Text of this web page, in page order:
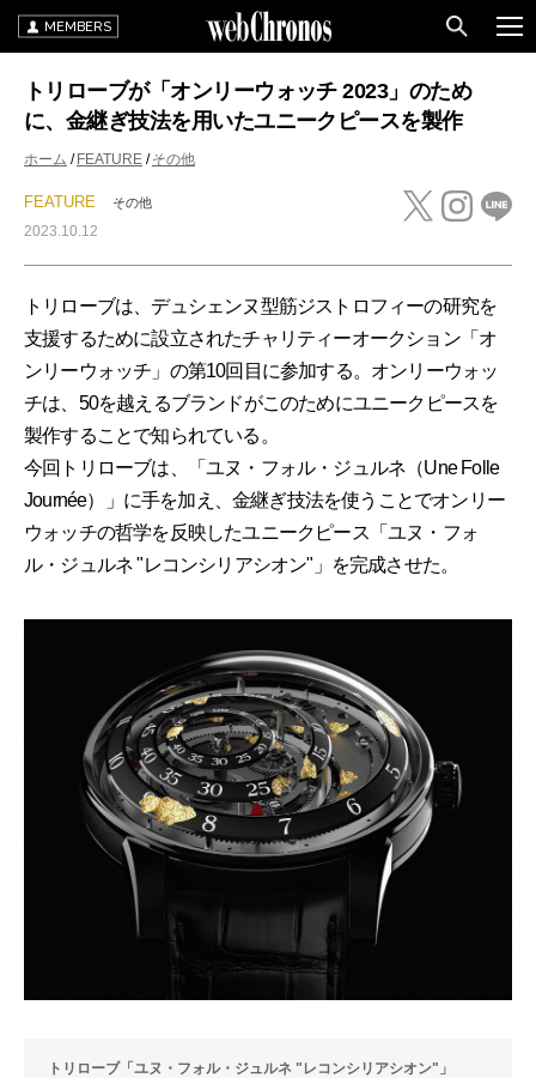
MEMBERS
トリローブが「オンリーウォッチ 2023」のため
に、金継ぎ技法を用いたユニークピースを製作
ホーム FEATURE その他
FEATURE その他
2023.10.12
トリローブは、デュシェンヌ型筋ジストロフィーの研究を
支援するために設立されたチャリティーオークション「オ
ンリーウォッチ」の第10回目に参加する。オンリーウォッ
チは、50を越えるブランドがこのためにユニークピースを
製作することで知られている。
今回トリローブは、「ユヌ・フォル・ジュルネ（Une Folle
Journée）」に手を加え、金継ぎ技法を使うことでオンリー
ウォッチの哲学を反映したユニークピース「ユヌ・フォ
ル・ジュルネ "レコンシリアシオン"」を完成させた。
トリローブ「ユヌ・フォル・ジュルネ "レコンシリアシオン"」